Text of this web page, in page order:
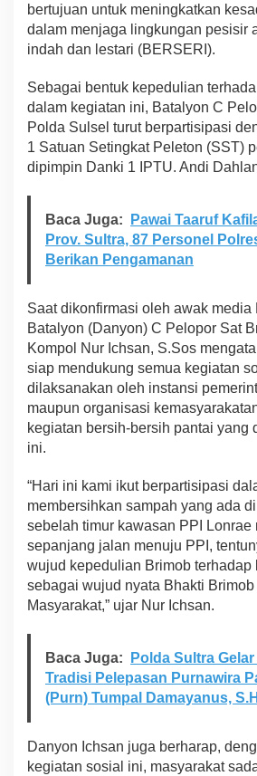
m
p
i
A
g
g
o
t
a
B
e
i
h
k
a
n
S
a
m
d
i
P
L
o
n
e
bertujuan untuk meningkatkan
dalam menjaga lingkungan pesisir
indah dan lestari (BERSERI).
Sebagai bentuk kepedulian
dalam kegiatan ini, Batalyon C
Polda Sulsel turut berpartisipasi
1 Satuan Setingkat Peleton (SST)
dipimpin Danki 1 IPTU. Andi
Baca Juga:
Pawai Taaruf
Prov. Sultra, 87 Personel
Berikan Pengamanan
Saat dikonfirmasi oleh awak media
Batalyon (Danyon) C Pelopor Sat
Kompol Nur Ichsan, S.Sos
siap mendukung semua kegiatan
dilaksanakan oleh instansi
maupun organisasi
kegiatan bersih-bersih pantai yang
ini.
“Hari ini kami ikut berpartisipasi
membersihkan sampah yang ada
sebelah timur kawasan PPI Lonrae
sepanjang jalan menuju PPI,
wujud kepedulian Brimob terhadap
sebagai wujud nyata Bhakti
Masyarakat,” ujar Nur Ichsan.
Baca Juga:
Polda Sultra
Tradisi Pelepasan Purnawira
(Purn) Tumpal Damayanus,
Danyon Ichsan juga berharap,
kegiatan sosial ini, masyarakat